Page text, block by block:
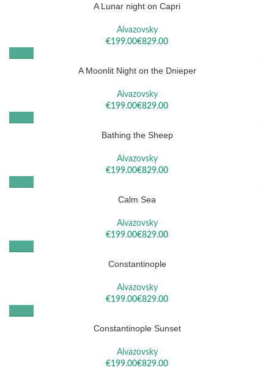
A Lunar night on Capri
Aivazovsky
€
€
A Moonlit Night on the Dnieper
Aivazovsky
€
€
Bathing the Sheep
Aivazovsky
€
€
Calm Sea
Aivazovsky
€
€
Constantinople
Aivazovsky
€
€
Constantinople Sunset
Aivazovsky
€
€